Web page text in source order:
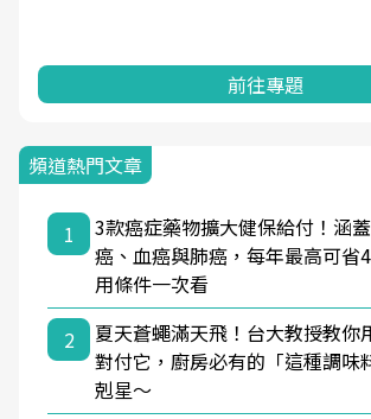
前往專題
頻道熱門文章
1
3款癌症藥物擴大健保給付！涵
癌、血癌與肺癌，每年最高可省
用條件一次看
2
夏天蒼蠅滿天飛！台大教授教你
對付它，廚房必有的「這種調味
剋星～